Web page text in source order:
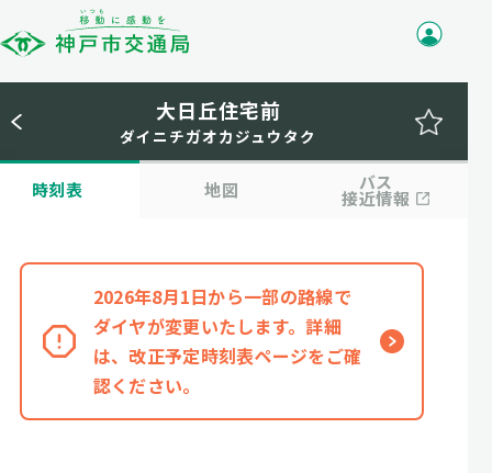
大日丘住宅前
ダイニチガオカジュウタク
時刻表 地図 バス
接近情報
2026年8月1日から一部の路線で
ダイヤが変更いたします。詳細
は、改正予定時刻表ページをご確
認ください。